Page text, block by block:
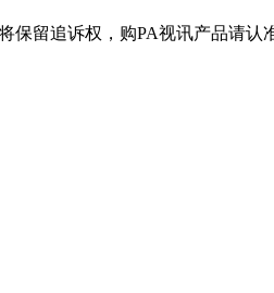
留追诉权，购PA视讯产品请认